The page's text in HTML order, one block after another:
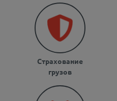
Страхование
грузов